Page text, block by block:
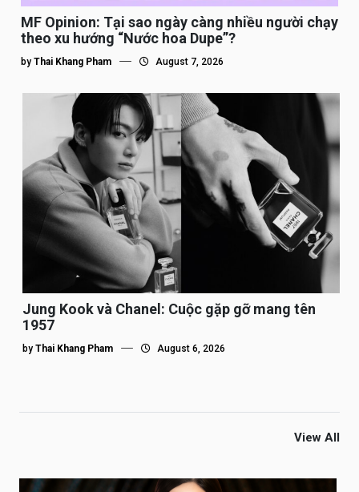
MF Opinion: Tại sao ngày càng nhiều người chạy
theo xu hướng “Nước hoa Dupe”?
by Thai Khang Pham August 7, 2026
Jung Kook và Chanel: Cuộc gặp gỡ mang tên
1957
by Thai Khang Pham August 6, 2026
View All